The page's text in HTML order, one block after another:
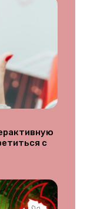
с